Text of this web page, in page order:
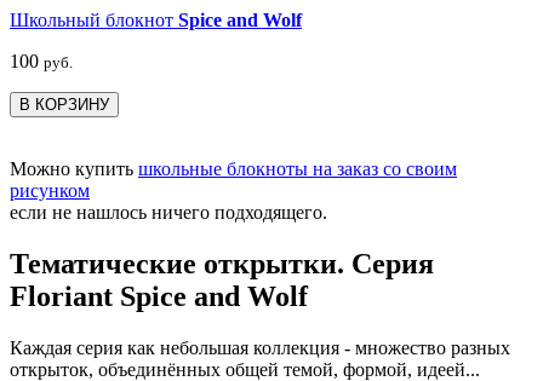
Школьный блокнот Spice and Wolf
100 руб.
В КОРЗИНУ
Можно купить школьные блокноты на заказ со своим
рисунком
если не нашлось ничего подходящего.
Тематические открытки. Серия
Floriant Spice and Wolf
Каждая серия как небольшая коллекция - множество разных
открыток, объединённых общей темой, формой, идеей...